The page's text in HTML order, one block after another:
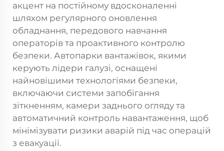
акцент на постійному вдосконаленні
шляхом регулярного оновлення
обладнання, передового навчання
операторів та проактивного контролю
безпеки. Автопарки вантажівок, якими
керують лідери галузі, оснащені
найновішими технологіями безпеки,
включаючи системи запобігання
зіткненням, камери заднього огляду та
автоматичний контроль навантаження, щоб
мінімізувати ризики аварій під час операцій
з евакуації.